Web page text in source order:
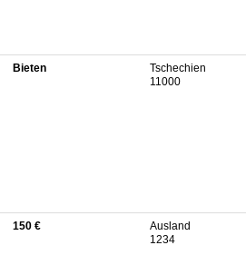
Bieten
Tschechien
11000
150 €
Ausland
1234